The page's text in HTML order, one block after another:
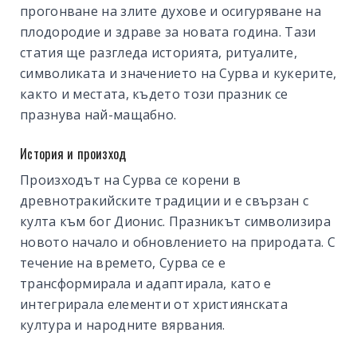
прогонване на злите духове и осигуряване на
плодородие и здраве за новата година. Тази
статия ще разгледа историята, ритуалите,
символиката и значението на Сурва и кукерите,
както и местата, където този празник се
празнува най-мащабно.
История и произход
Произходът на Сурва се корени в
древнотракийските традиции и е свързан с
култа към бог Дионис. Празникът символизира
новото начало и обновлението на природата. С
течение на времето, Сурва се е
трансформирала и адаптирала, като е
интегрирала елементи от християнската
култура и народните вярвания.